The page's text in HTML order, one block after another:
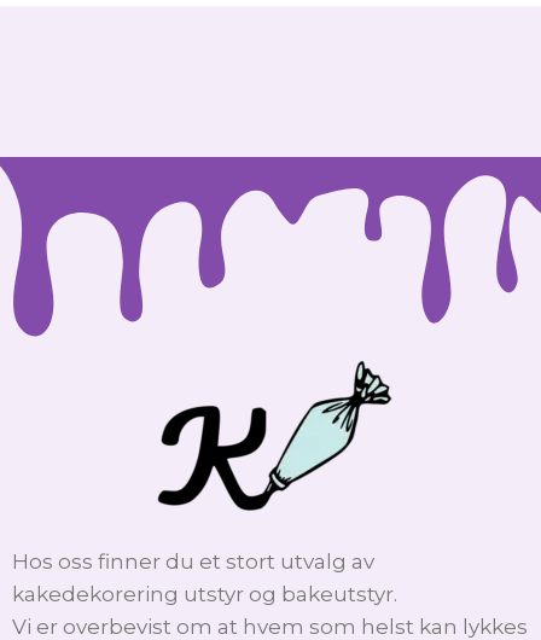
Hos oss finner du et stort utvalg av
kakedekorering utstyr og bakeutstyr.
Vi er overbevist om at hvem som helst kan lykkes